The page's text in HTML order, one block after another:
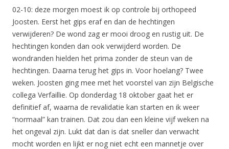
02-10: deze morgen moest ik op controle bij orthopeed
Joosten. Eerst het gips eraf en dan de hechtingen
verwijderen? De wond zag er mooi droog en rustig uit. De
hechtingen konden dan ook verwijderd worden. De
wondranden hielden het prima zonder de steun van de
hechtingen. Daarna terug het gips in. Voor hoelang? Twee
weken. Joosten ging mee met het voorstel van zijn Belgische
collega Verfaillie. Op donderdag 18 oktober gaat het er
definitief af, waarna de revalidatie kan starten en ik weer
“normaal” kan trainen. Dat zou dan een kleine vijf weken na
het ongeval zijn. Lukt dat dan is dat sneller dan verwacht
mocht worden en lijkt er nog niet echt een mannetje over